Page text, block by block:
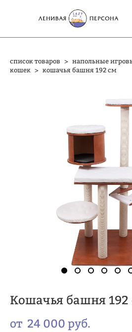
список товаров > напольные
кошек > кошачья башня 192 см
Кошачья башня 192
от 24 000 pуб.